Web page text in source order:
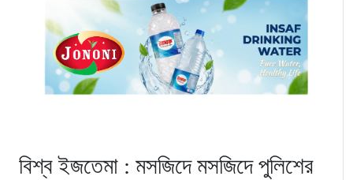
বিশ্ব ইজতেমা : মসজিদে মসজিদে পুলিশের